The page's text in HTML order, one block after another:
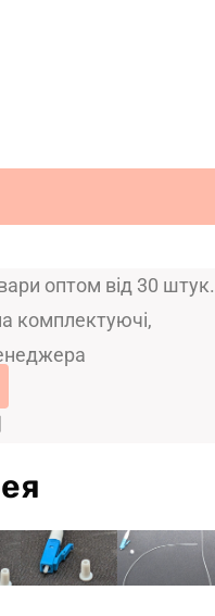
оптом від 30 штук.
комплектуючі,